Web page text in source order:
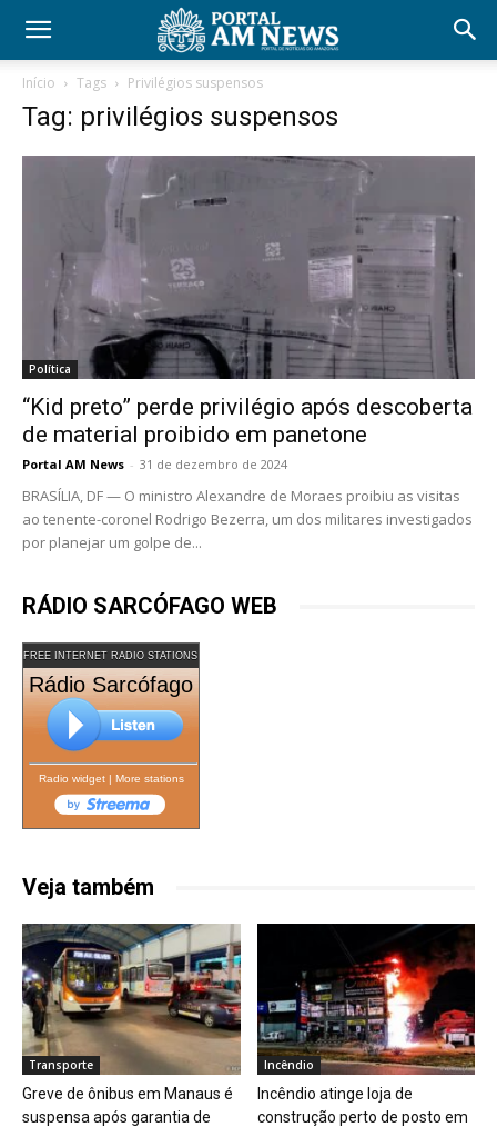
Início Tags Privilégios suspensos
Tag: privilégios suspensos
Política
“Kid preto” perde privilégio após descoberta
de material proibido em panetone
Portal AM News - 31 de dezembro de 2024
BRASÍLIA, DF — O ministro Alexandre de Moraes proibiu as visitas
ao tenente-coronel Rodrigo Bezerra, um dos militares investigados
por planejar um golpe de...
RÁDIO SARCÓFAGO WEB
FREE INTERNET RADIO STATIONS
Rádio Sarcófago
Radio widget| More stations
Veja também
Transporte
Greve de ônibus em Manaus é
suspensa após garantia de
Incêndio
Incêndio atinge loja de
construção perto de posto em